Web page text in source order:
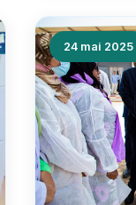
24 mai 2025